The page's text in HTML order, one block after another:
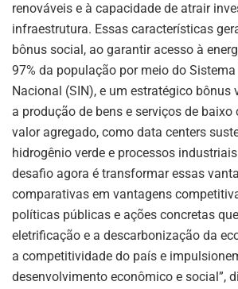
renováveis e à capacidade de atrair
infraestrutura. Essas características
bônus social, ao garantir acesso à
97% da população por meio do
Nacional (SIN), e um estratégico bônus
a produção de bens e serviços de baixo
valor agregado, como data centers
hidrogênio verde e processos
desafio agora é transformar essas
comparativas em vantagens
políticas públicas e ações concretas
eletrificação e a descarbonização da
a competitividade do país e
desenvolvimento econômico e social”,